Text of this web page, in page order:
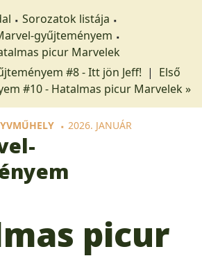
Sorozatok listája
gyűjteményem
picur Marvelek
#8 - Itt jön Jeff! | Első
#10 - Hatalmas picur Marvelek »
2026. JANUÁR
picur